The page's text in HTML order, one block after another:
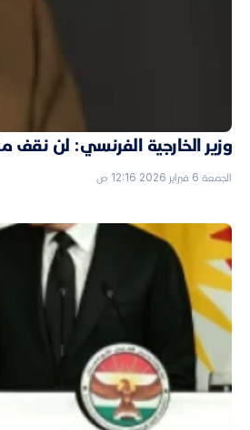
وزير الخارجية الفرنسي: لن
الجمعة 6 فبراير 2026 12:16 ص